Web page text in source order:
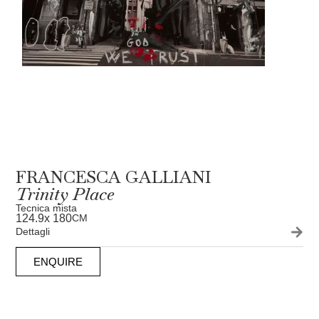
FRANCESCA GALLIANI
Trinity Place
Tecnica mista
124.9x 180CM
Dettagli
ENQUIRE